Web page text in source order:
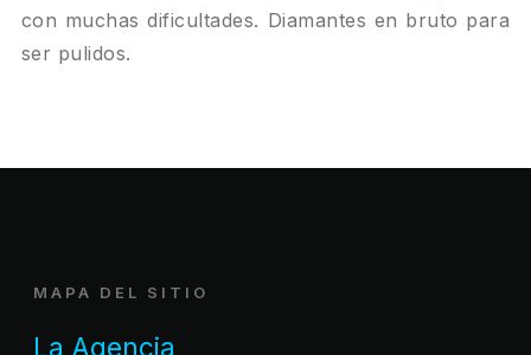
con muchas dificultades. Diamantes en bruto para
ser pulidos.
MAPA DEL SITIO
La Agencia